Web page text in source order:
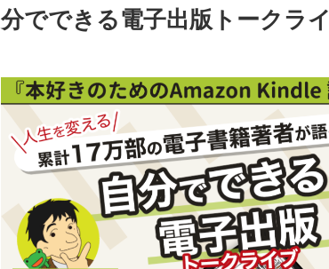
分でできる電子出版トークラ